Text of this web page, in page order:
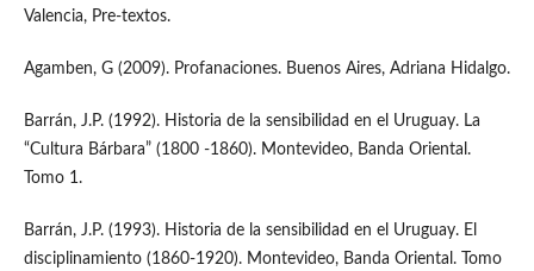
Valencia, Pre-textos.
Agamben, G (2009). Profanaciones. Buenos Aires, Adriana Hidalgo.
Barrán, J.P. (1992). Historia de la sensibilidad en el Uruguay. La
“Cultura Bárbara” (1800 -1860). Montevideo, Banda Oriental.
Tomo 1.
Barrán, J.P. (1993). Historia de la sensibilidad en el Uruguay. El
disciplinamiento (1860-1920). Montevideo, Banda Oriental. Tomo